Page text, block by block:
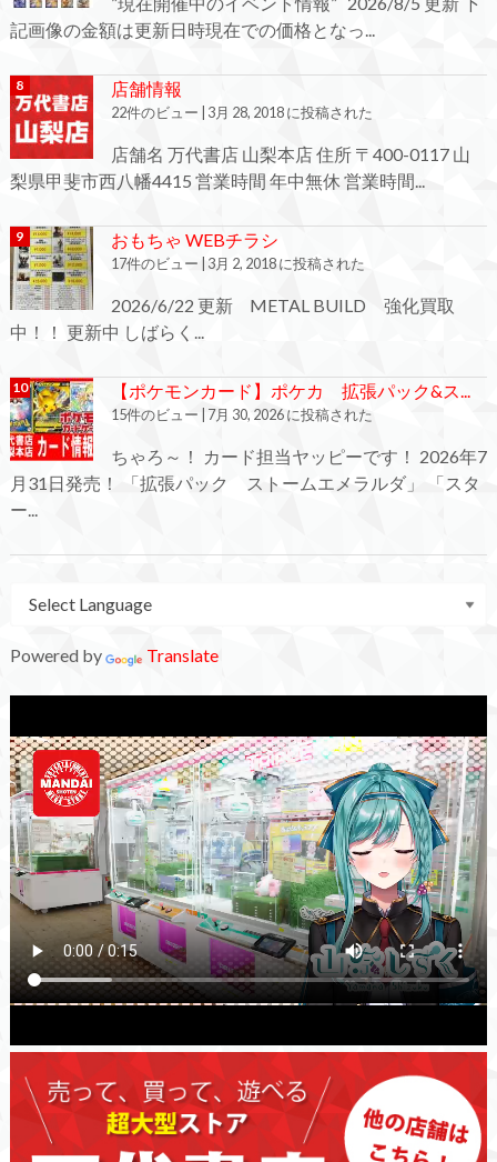
記画像の金額は更新日時現在での価格となっ...
店舗情報
22件のビュー 3月 28, 2018 に投稿された
店舗名 万代書店 山梨本店 住所 〒400-0117 山
梨県甲斐市西八幡4415 営業時間 年中無休 営業時間...
おもちゃ WEBチラシ
17件のビュー 3月 2, 2018 に投稿された
2026/6/22 更新 METAL BUILD 強化買取
中！！ 更新中 しばらく...
【ポケモンカード】ポケカ 拡張パック&ス...
15件のビュー 7月 30, 2026 に投稿された
ちゃろ～！ カード担当ヤッピーです！ 2026年7
月31日発売！ 「拡張パック ストームエメラルダ」 「スタ
ー...
Powered by Translate